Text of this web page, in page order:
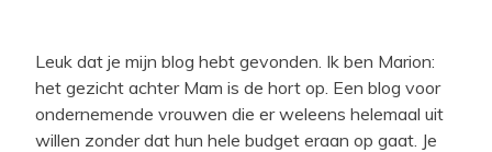
Leuk dat je mijn blog hebt gevonden. Ik ben Marion:
het gezicht achter Mam is de hort op. Een blog voor
ondernemende vrouwen die er weleens helemaal uit
willen zonder dat hun hele budget eraan op gaat. Je